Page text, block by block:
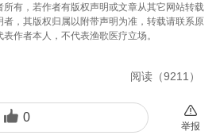
有，若作者有版权声明或文章从其它网站转载
，其版权归属以附带声明为准，转载请联系原
作者本人，不代表渔歌医疗立场。
阅读（9211 ）
0
举报